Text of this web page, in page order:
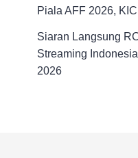
Piala AFF 2026,
Siaran Langsung
Streaming
2026